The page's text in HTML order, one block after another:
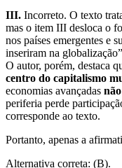
III. Incorreto. O texto
mas o item III desloca o
nos países emergentes e
inseriram na
O autor, porém, destaca
centro do capitalismo
economias avançadas
periferia perde
corresponde ao texto.
Portanto, apenas a
Alternativa correta: (B).